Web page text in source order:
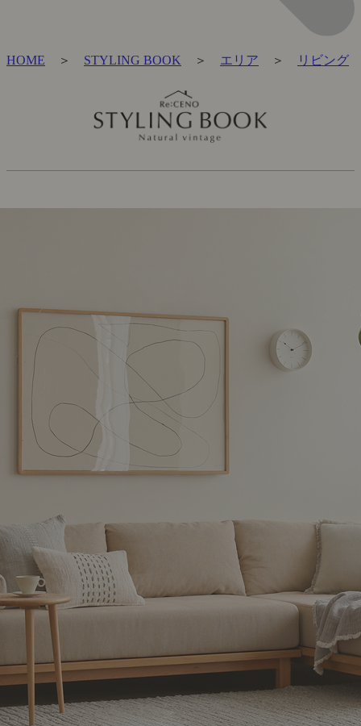
HOME ＞ STYLING BOOK ＞ エリア ＞ リビング